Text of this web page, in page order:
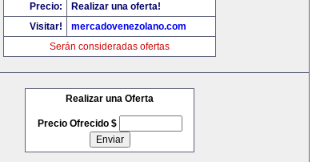
Precio:
Realizar una oferta!
Visitar!
mercadovenezolano.com
Serán consideradas ofertas
Realizar una Oferta
Precio Ofrecido $